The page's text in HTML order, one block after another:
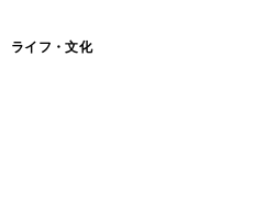
ライフ・文化